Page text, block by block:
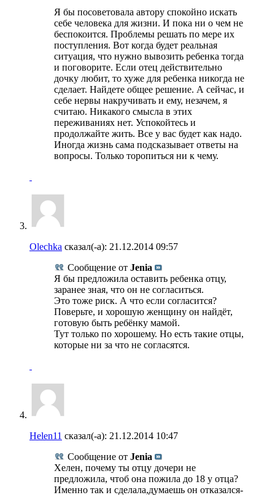
Я бы посоветовала автору спокойно искать
себе человека для жизни. И пока ни о чем не
беспокоится. Проблемы решать по мере их
поступления. Вот когда будет реальная
ситуация, что нужно вывозить ребенка тогда
и поговорите. Если отец действительно
дочку любит, то хуже для ребенка никогда не
сделает. Найдете общее решение. А сейчас, и
себе нервы накручивать и ему, незачем, я
считаю. Никакого смысла в этих
переживаниях нет. Успокойтесь и
продолжайте жить. Все у вас будет как надо.
Иногда жизнь сама подсказывает ответы на
вопросы. Только торопиться ни к чему.
Olechka сказал(-а): 21.12.2014 09:57
Сообщение от Jenia
Я бы предложила оставить ребенка отцу,
заранее зная, что он не согласиться.
Это тоже риск. А что если согласится?
Поверьте, и хорошую женщину он найдёт,
готовую быть ребёнку мамой.
Тут только по хорошему. Но есть такие отцы,
которые ни за что не согласятся.
Helen11 сказал(-а): 21.12.2014 10:47
Сообщение от Jenia
Хелен, почему ты отцу дочери не
предложила, чтоб она пожила до 18 у отца?
Именно так и сделала,думаешь он отказался-